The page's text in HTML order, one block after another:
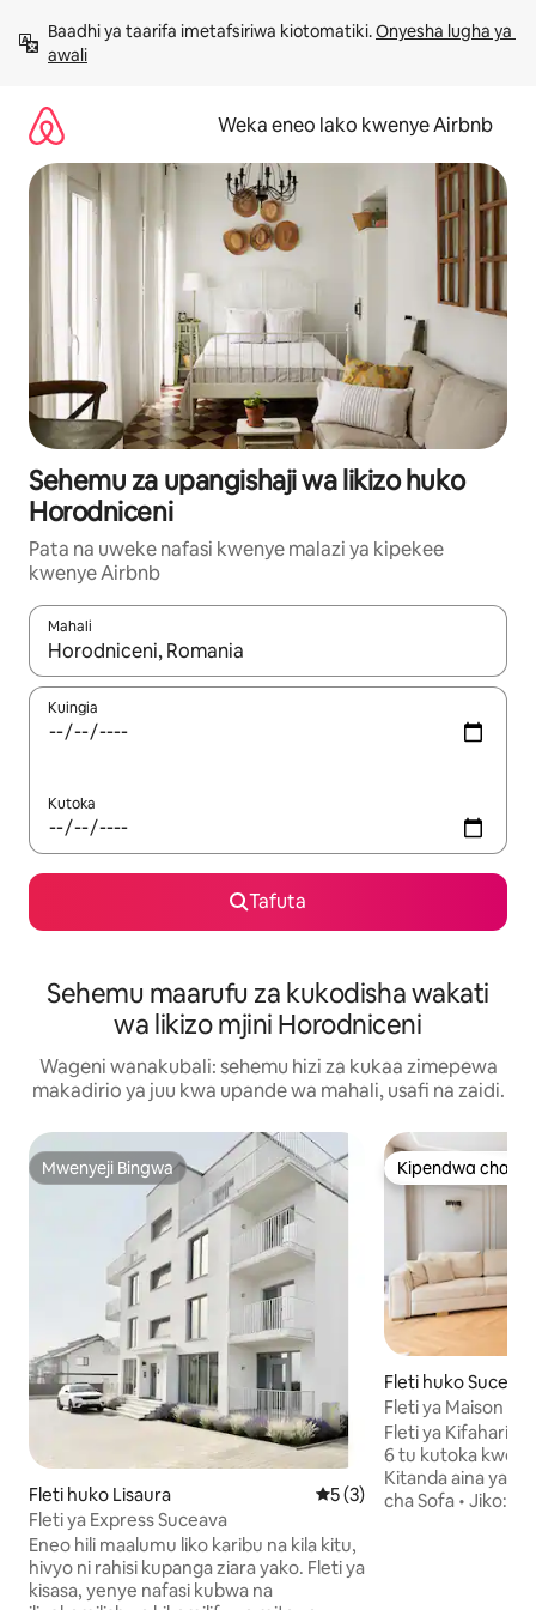
kwenda
kwenye
Baadhi ya taarifa imetafsiriwa kiotomatiki. Onyesha lugha ya
awali
Weka eneo lako kwenye Airbnb
Sehemu za upangishaji wa likizo huko
Horodniceni
Pata na uweke nafasi kwenye malazi ya kipekee
kwenye Airbnb
Mahali
Wakati matokeo yanapatikana, vinjari kwa kutumia vitufe vya
Kuingia
Kutoka
Tafuta
Sehemu maarufu za kukodisha wakati
wa likizo mjini Horodniceni
Wageni wanakubali: sehemu hizi za kukaa zimepewa
makadirio ya juu kwa upande wa mahali, usafi na zaidi.
Mwenyeji Bingwa
Mwenyeji Bingwa
Fleti huko Lisaura Ukadiriaji wa wastani wa 5
5 (3)
Fleti ya Express Suceava
Eneo hili maalumu liko karibu na kila kitu,
hivyo ni rahisi kupanga ziara yako. Fleti ya
kisasa, yenye nafasi kubwa na
Kipendwa cha
Kipendwa cha
Fleti huko
Fleti ya Maison -
Fleti ya Kifahari huko
6 tu kutoka
Kitanda aina ya
cha Sofa • Jiko: mashine ya espresso,